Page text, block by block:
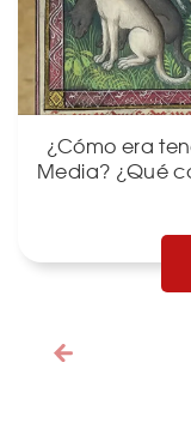
¿Cómo era
Media? ¿Qué